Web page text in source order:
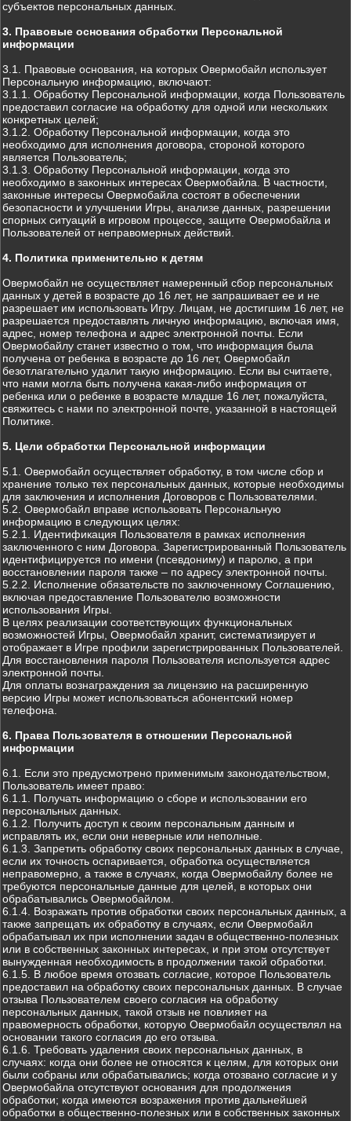
субъектов персональных данных.
3. Правовые основания обработки Персональной
информации
3.1. Правовые основания, на которых Овермобайл использует
Персональную информацию, включают:
3.1.1. Обработку Персональной информации, когда Пользователь
предоставил согласие на обработку для одной или нескольких
конкретных целей;
3.1.2. Обработку Персональной информации, когда это
необходимо для исполнения договора, стороной которого
является Пользователь;
3.1.3. Обработку Персональной информации, когда это
необходимо в законных интересах Овермобайла. В частности,
законные интересы Овермобайла состоят в обеспечении
безопасности и улучшении Игры, анализе данных, разрешении
спорных ситуаций в игровом процессе, защите Овермобайла и
Пользователей от неправомерных действий.
4. Политика применительно к детям
Овермобайл не осуществляет намеренный сбор персональных
данных у детей в возрасте до 16 лет, не запрашивает ее и не
разрешает им использовать Игру. Лицам, не достигшим 16 лет, не
разрешается предоставлять личную информацию, включая имя,
адрес, номер телефона и адрес электронной почты. Если
Овермобайлу станет известно о том, что информация была
получена от ребенка в возрасте до 16 лет, Овермобайл
безотлагательно удалит такую информацию. Если вы считаете,
что нами могла быть получена какая-либо информация от
ребенка или о ребенке в возрасте младше 16 лет, пожалуйста,
свяжитесь с нами по электронной почте, указанной в настоящей
Политике.
5. Цели обработки Персональной информации
5.1. Овермобайл осуществляет обработку, в том числе сбор и
хранение только тех персональных данных, которые необходимы
для заключения и исполнения Договоров с Пользователями.
5.2. Овермобайл вправе использовать Персональную
информацию в следующих целях:
5.2.1. Идентификация Пользователя в рамках исполнения
заключенного с ним Договора. Зарегистрированный Пользователь
идентифицируется по имени (псевдониму) и паролю, а при
восстановлении пароля также – по адресу электронной почты.
5.2.2. Исполнение обязательств по заключенному Соглашению,
включая предоставление Пользователю возможности
использования Игры.
В целях реализации соответствующих функциональных
возможностей Игры, Овермобайл хранит, систематизирует и
отображает в Игре профили зарегистрированных Пользователей.
Для восстановления пароля Пользователя используется адрес
электронной почты.
Для оплаты вознаграждения за лицензию на расширенную
версию Игры может использоваться абонентский номер
телефона.
6. Права Пользователя в отношении Персональной
информации
6.1. Если это предусмотрено применимым законодательством,
Пользователь имеет право:
6.1.1. Получать информацию о сборе и использовании его
персональных данных.
6.1.2. Получить доступ к своим персональным данным и
исправлять их, если они неверные или неполные.
6.1.3. Запретить обработку своих персональных данных в случае,
если их точность оспаривается, обработка осуществляется
неправомерно, а также в случаях, когда Овермобайлу более не
требуются персональные данные для целей, в которых они
обрабатывались Овермобайлом.
6.1.4. Возражать против обработки своих персональных данных, а
также запрещать их обработку в случаях, если Овермобайл
обрабатывал их при исполнении задач в общественно-полезных
или в собственных законных интересах, и при этом отсутствует
вынужденная необходимость в продолжении такой обработки.
6.1.5. В любое время отозвать согласие, которое Пользователь
предоставил на обработку своих персональных данных. В случае
отзыва Пользователем своего согласия на обработку
персональных данных, такой отзыв не повлияет на
правомерность обработки, которую Овермобайл осуществлял на
основании такого согласия до его отзыва.
6.1.6. Требовать удаления своих персональных данных, в
случаях: когда они более не относятся к целям, для которых они
были собраны или обрабатывались; когда отозвано согласие и у
Овермобайла отсутствуют основания для продолжения
обработки; когда имеются возражения против дальнейшей
обработки в общественно-полезных или в собственных законных